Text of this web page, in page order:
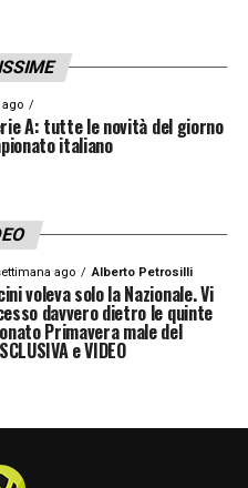
A: tutte le novità del giorno
italiano
ago Alberto Petrosilli
voleva solo la Nazionale. Vi
davvero dietro le quinte
Primavera male del
e VIDEO